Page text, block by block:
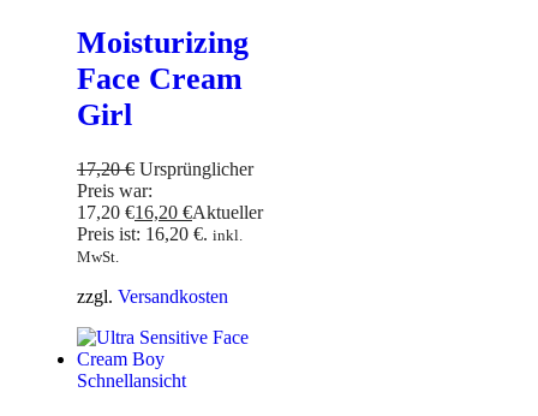
Moisturizing
Face Cream
Girl
17,20€ Ursprünglicher
Preis war:
17,20 €16,20 €Aktueller
Preis ist: 16,20 €. inkl.
MwSt.
zzgl. Versandkosten
Schnellansicht